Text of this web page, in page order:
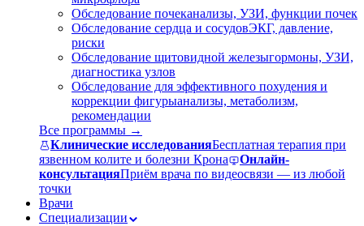
Обследование почеканализы, УЗИ, функции почек
Обследование сердца и сосудовЭКГ, давление,
риски
Обследование щитовидной железыгормоны, УЗИ,
диагностика узлов
Обследование для эффективного похудения и
коррекции фигурыанализы, метаболизм,
рекомендации
Все программы →
Клинические исследованияБесплатная терапия при
язвенном колите и болезни Крона
Онлайн-
консультацияПриём врача по видеосвязи — из любой
точки
Врачи
Специализации